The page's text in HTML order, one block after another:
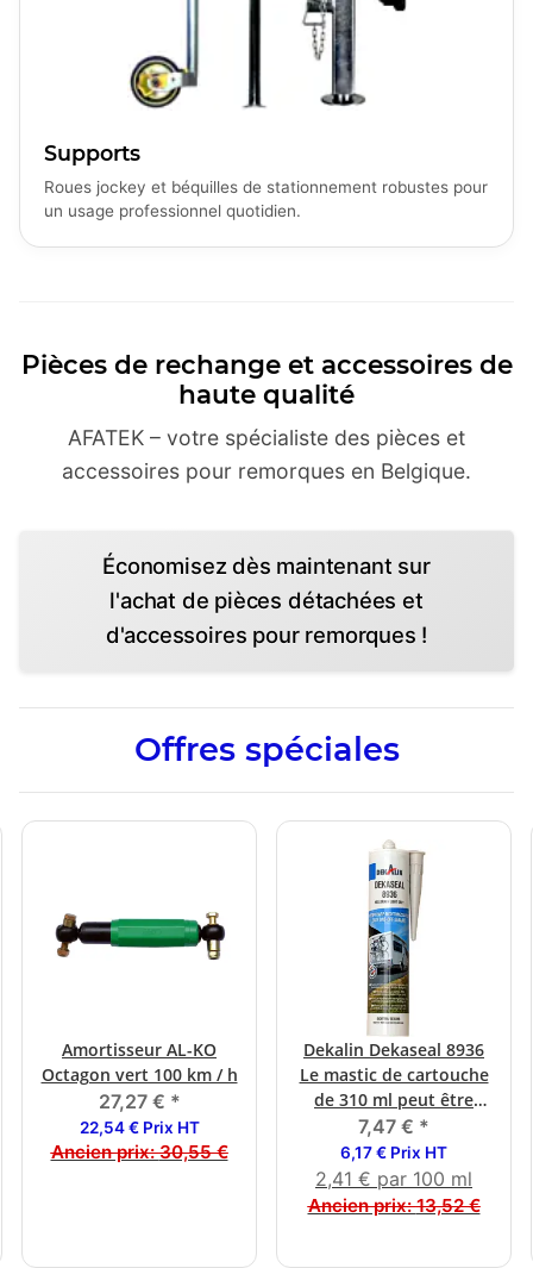
Supports
Roues jockey et béquilles de stationnement robustes pour
un usage professionnel quotidien.
Pièces de rechange et accessoires de
haute qualité
AFATEK – votre spécialiste des pièces et
accessoires pour remorques en Belgique.
Économisez dès maintenant sur
l'achat de pièces détachées et
d'accessoires pour remorques !
Offres spéciales
Amortisseur AL-KO
Octagon vert 100 km / h
27,27 € *
22,54 € Prix HT
Ancien prix:30,55 €
Dekalin Dekaseal 8936
Le mastic de cartouche
de 310 ml peut être
tamponné gris clair
7,47 € *
6,17 € Prix HT
2,41 € par 100 ml
Ancien prix:13,52 €